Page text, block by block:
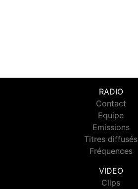
RADIO
Contact
Equipe
Emissions
Titres diffusés
Fréquences
VIDEO
Clips